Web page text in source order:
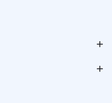
+
+